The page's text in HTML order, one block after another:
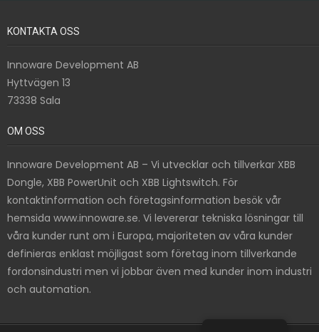
KONTAKTA OSS
Innoware Development AB
Hyttvägen 13
73338 Sala
OM OSS
Innoware Development AB – Vi utvecklar och tillverkar XBB
Dongle, XBB PowerUnit och XBB Lightswitch. För
kontaktinformation och företagsinformation besök vår
hemsida www.innoware.se. Vi levererar tekniska lösningar till
våra kunder runt om i Europa, majoriteten av våra kunder
definieras enklast möjligast som företag inom tillverkande
fordonsindustri men vi jobbar även med kunder inom industri
och automation.